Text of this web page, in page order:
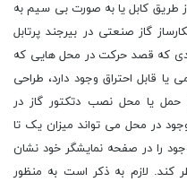
کابل یا به صورت بی سیم به
گاز صنعتی در بیرجند پرتابل
که قصد حرکت در محل هایی که
قابل احتراق وجود دارد، طراحی
حمل یا محل نصب دتکتور گاز در
در محل می تواند میزان یک تا
را در صفحه نمایشگر خود نشان
کند. لازم به ذکر است به منظور